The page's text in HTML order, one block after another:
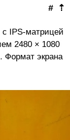
⇡
#
IPS-матрицей
2480 × 1080
Формат экрана